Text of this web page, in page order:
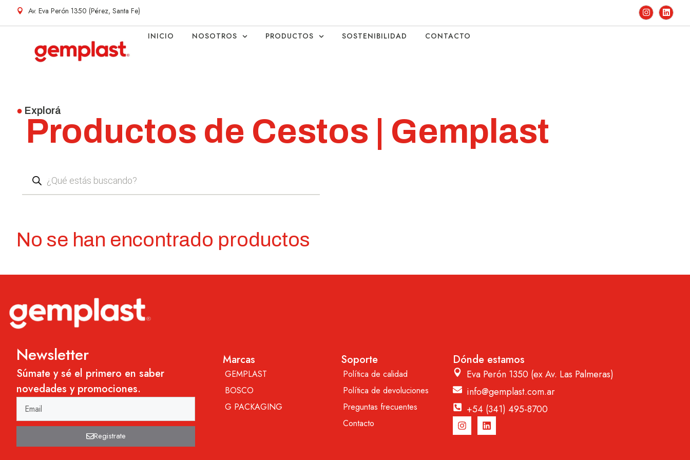
Av. Eva Perón 1350 (Pérez, Santa Fe)
INICIO NOSOTROS PRODUCTOS SOSTENIBILIDAD CONTACTO
● Explorá
Productos de Cestos | Gemplast
No se han encontrado productos
Newsletter
Súmate y sé el primero en saber
novedades y promociones.
Registrate
Marcas
GEMPLAST
BOSCO
G PACKAGING
Soporte
Política de calidad
Política de devoluciones
Preguntas frecuentes
Contacto
Dónde estamos
Eva Perón 1350 (ex Av. Las Palmeras)
info@gemplast.com.ar
+54 (341) 495-8700